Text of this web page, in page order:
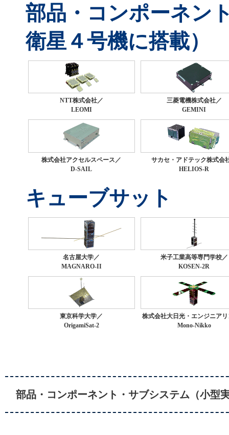
「革新的衛星技術実証4
した
2025/11/27
「人に聞く ～4号機に
ック株式会社（
した
2025/11/25
ピックアップにプレス
2025/11/20
「人に聞く ～4号機に
会社（AIRIS）インタビ
2025/11/13
2025/11/10
部品・コンポーネン
衛星４号機に搭載）
NTT株式会社／
LEOMI
三菱電機株式会社／
GEMINI
株式会社アクセルスペース／
D-SAIL
サカセ・アドテック株式会
HELIOS-R
キューブサット
名古屋大学／
MAGNARO-II
米子工業高等専門学校／
KOSEN-2R
東京科学大学／
OrigamiSat-2
株式会社大日光・エンジニア
Mono-Nikko
部品・コンポーネント・サブシステム（小型